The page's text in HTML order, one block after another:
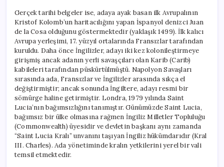
Gerçek tarihi belgeler ise, adaya ayak basan ilk Avrupalının
Kristof Kolomb’un haritacılığını yapan İspanyol denizci Juan
de la Cosa olduğunu göstermektedir (yaklaşık 1499). İlk kalıcı
Avrupa yerleşimi, 17. yüzyıl ortalarında Fransızlar tarafından
kuruldu. Daha önce İngilizler, adayı iki kez kolonileştirmeye
girişmiş ancak adanın yerli savaşçıları olan Karib (Carib)
kabileleri tarafından püskürtülmüştü. Napolyon Savaşları
sırasında ada, Fransızlar ve İngilizler arasında sıkça el
değiştirmiştir; ancak sonunda İngiltere, adayı resmi bir
sömürge haline getirmiştir. Londra, 1979 yılında Saint
Lucia’nın bağımsızlığını tanımıştır. Günümüzde Saint Lucia,
bağımsız bir ülke olmasına rağmen İngiliz Milletler Topluluğu
(Commonwealth) üyesidir ve devletin başkanı aynı zamanda
“Saint Lucia Kralı” unvanını taşıyan İngiliz hükümdarıdır (Kral
III. Charles). Ada yönetiminde kralın yetkilerini yerel bir vali
temsil etmektedir.